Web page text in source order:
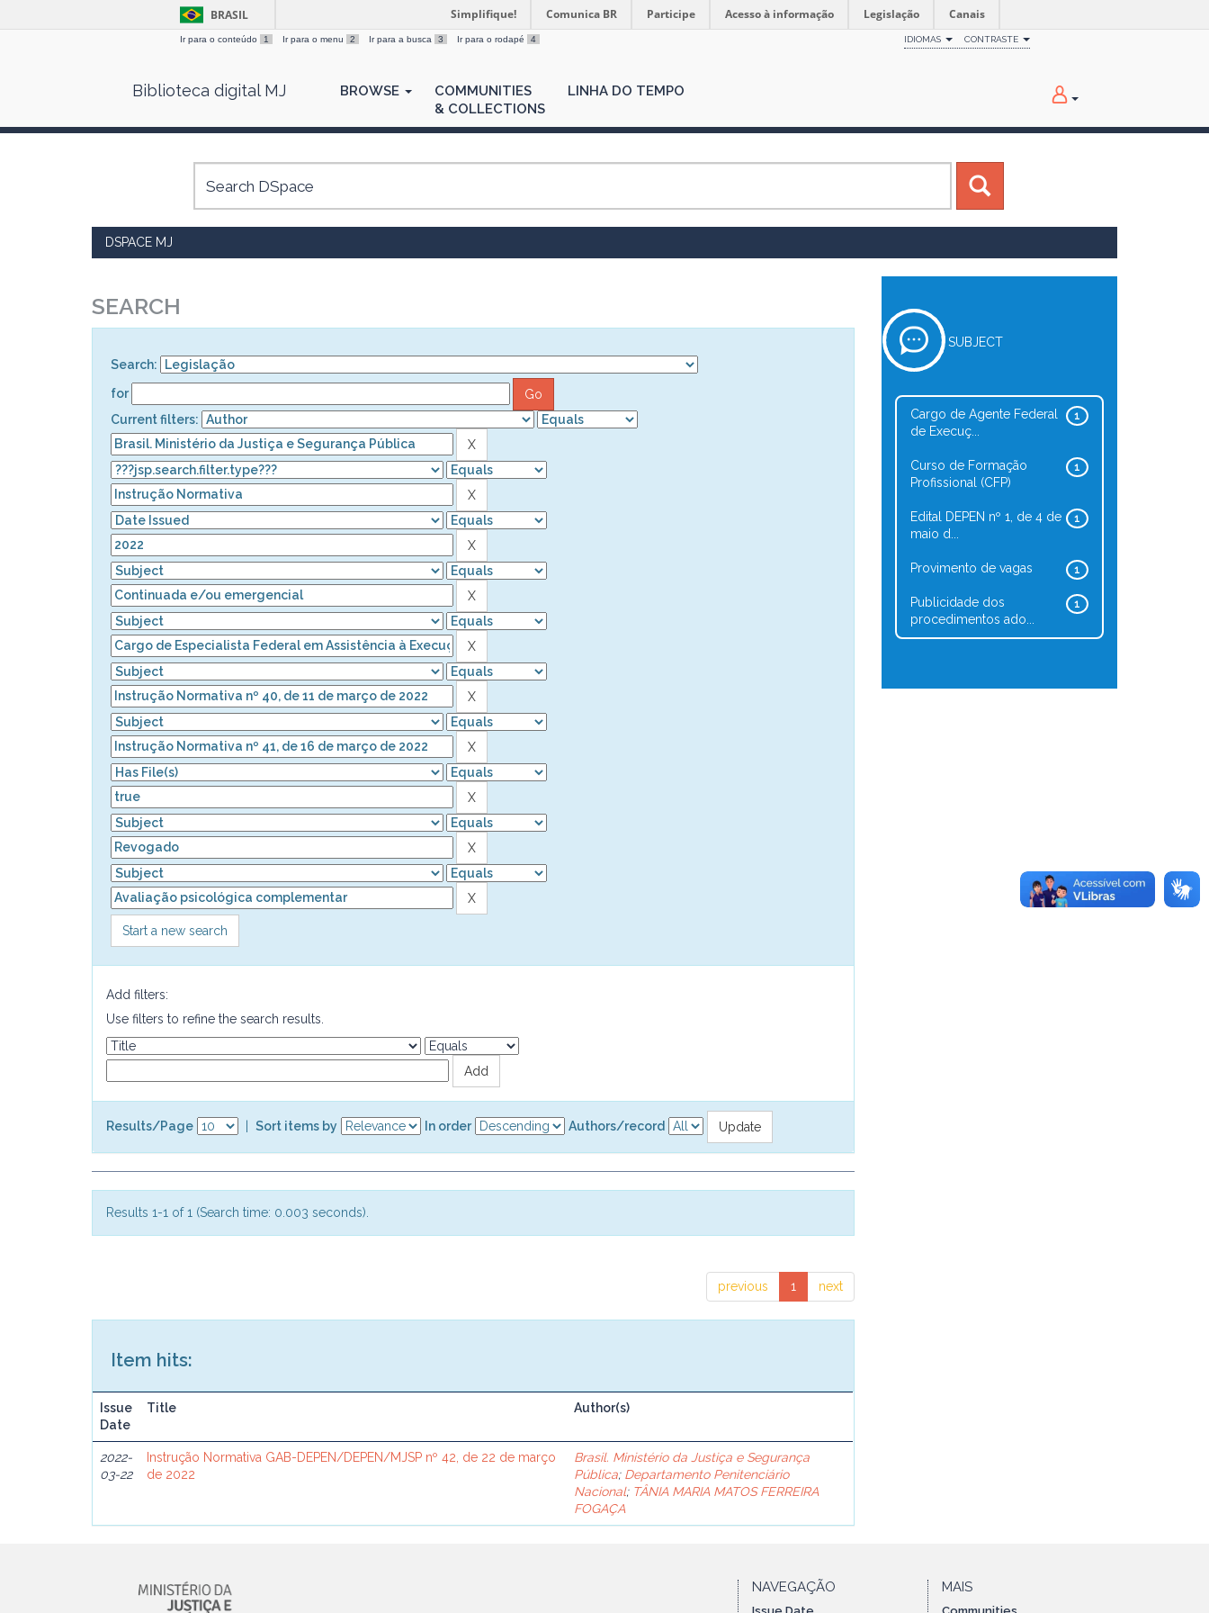
BRASIL Simplifique! Comunica BR Participe Acesso à informação Legislação Canais
Ir para o conteúdo 1 Ir para o menu 2 Ir para a busca 3 Ir para o rodapé 4 IDIOMAS CONTRASTE
Biblioteca digital MJ BROWSE
COMMUNITIES
& COLLECTIONS
LINHA DO TEMPO
DSPACE MJ
SEARCH
Search:
for
Current filters:
Start a new search
Add filters:
Use filters to refine the search results.
Results/Page Sort items by In order Authors/record
Results 1-1 of 1 (Search time: 0.003 seconds).
previous 1 next
Item hits:
Issue
Date
Title Author(s)
2022-
03-22
Instrução Normativa GAB-DEPEN/DEPEN/MJSP nº 42, de 22 de março
de 2022
Brasil. Ministério da Justiça e Segurança
Pública; Departamento Penitenciário
Nacional; TÂNIA MARIA MATOS FERREIRA
FOGAÇA
SUBJECT
1
Cargo de Agente Federal
de Execuç...
1
Curso de Formação
Profissional (CFP)
1
Edital DEPEN nº 1, de 4 de
maio d...
1
Provimento de vagas
1
Publicidade dos
procedimentos ado...
NAVEGAÇÃO MAIS